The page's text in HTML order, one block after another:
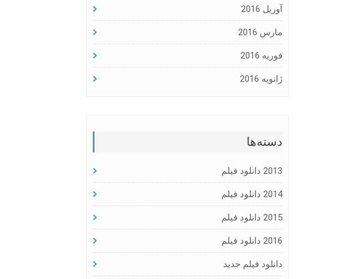
آوریل 2016
مارس 2016
فوریه 2016
ژانویه 2016
دسته‌ها
2013 دانلود فیلم
2014 دانلود فیلم
2015 دانلود فیلم
2016 دانلود فیلم
دانلود فیلم جدید